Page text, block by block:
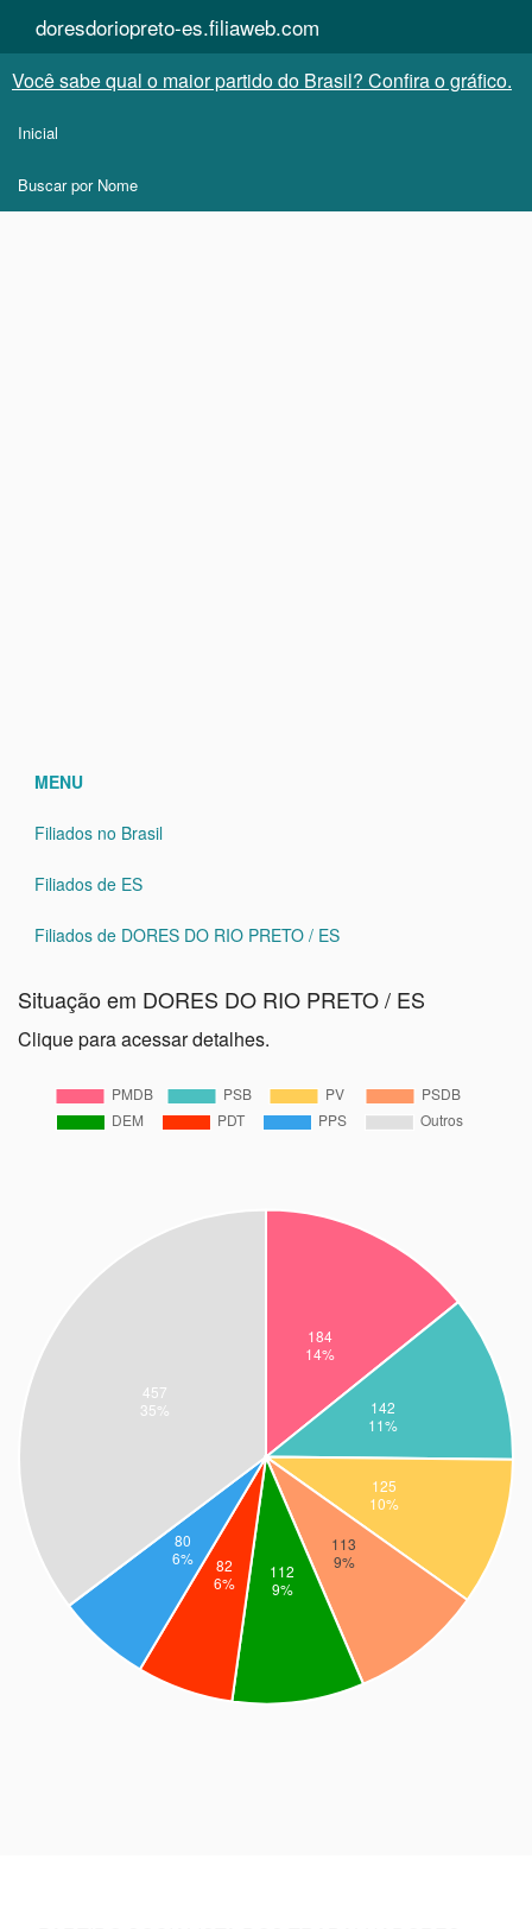
doresdoriopreto-es.filiaweb.com
Você sabe qual o maior partido do Brasil? Confira o gráfico.
Inicial
Buscar por Nome
MENU
Filiados no Brasil
Filiados de ES
Filiados de DORES DO RIO PRETO / ES
Situação em DORES DO RIO PRETO / ES
Clique para acessar detalhes.